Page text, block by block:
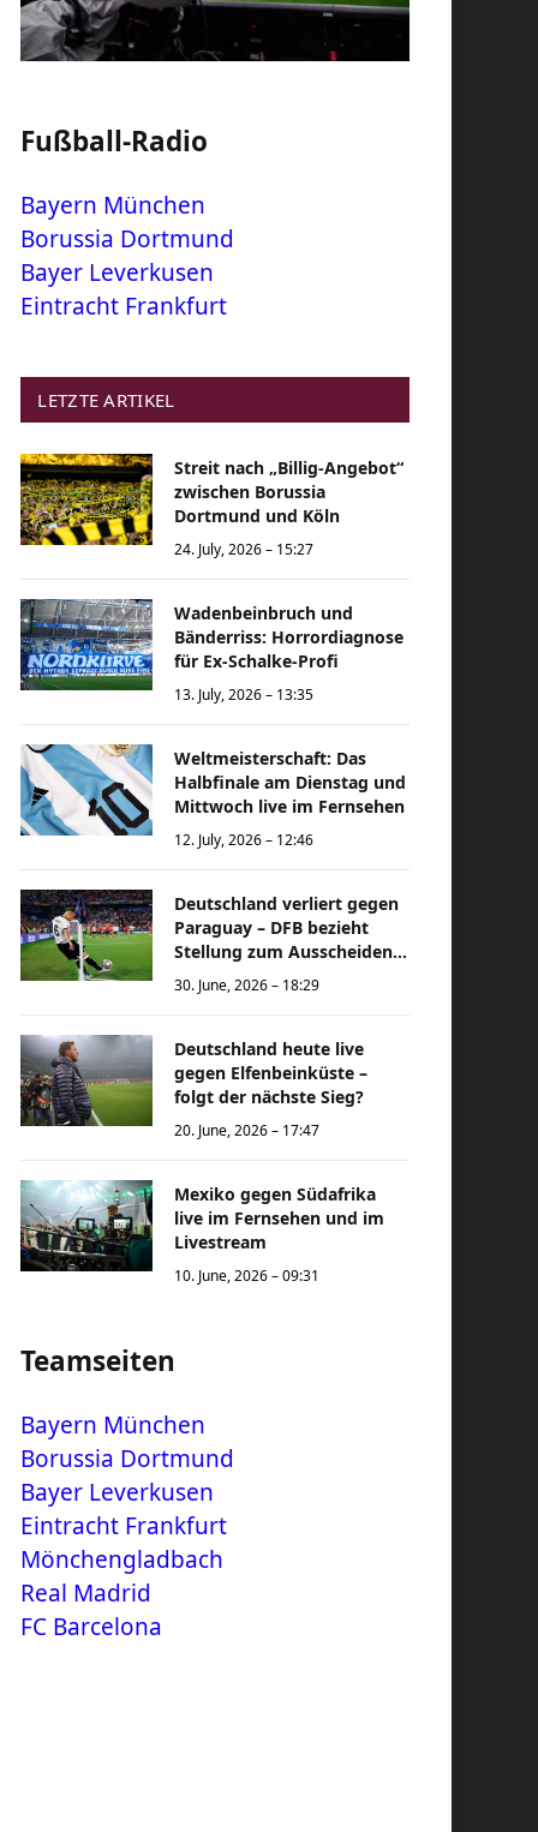
Fußball-Radio
Bayern München
Borussia Dortmund
Bayer Leverkusen
Eintracht Frankfurt
LETZTE ARTIKEL
Streit nach „Billig-Angebot“
zwischen Borussia
Dortmund und Köln
24. July, 2026 – 15:27
Wadenbeinbruch und
Bänderriss: Horrordiagnose
für Ex-Schalke-Profi
13. July, 2026 – 13:35
Weltmeisterschaft: Das
Halbfinale am Dienstag und
Mittwoch live im Fernsehen
12. July, 2026 – 12:46
Deutschland verliert gegen
Paraguay – DFB bezieht
Stellung zum Ausscheiden
bei der Weltmeisterschaft
30. June, 2026 – 18:29
Deutschland heute live
gegen Elfenbeinküste –
folgt der nächste Sieg?
20. June, 2026 – 17:47
Mexiko gegen Südafrika
live im Fernsehen und im
Livestream
10. June, 2026 – 09:31
Teamseiten
Bayern München
Borussia Dortmund
Bayer Leverkusen
Eintracht Frankfurt
Mönchengladbach
Real Madrid
FC Barcelona